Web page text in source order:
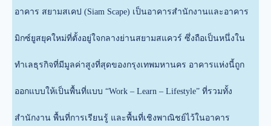
อาคาร สยามสเคป (Siam Scape) เป็นอาคารสำนักงานและอาคาร
มิกซ์ยูสยุคใหม่ที่ตั้งอยู่ใจกลางย่านสยามสแควร์ ซึ่งถือเป็นหนึ่งใน
ทำเลธุรกิจที่มีมูลค่าสูงที่สุดของกรุงเทพมหานคร อาคารแห่งนี้ถูก
ออกแบบให้เป็นพื้นที่แบบ “Work – Learn – Lifestyle” ที่รวมทั้ง
สำนักงาน พื้นที่การเรียนรู้ และพื้นที่เชิงพาณิชย์ไว้ในอาคาร